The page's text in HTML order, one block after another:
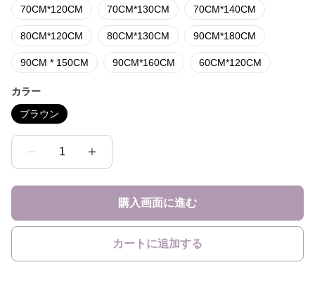
70CM*120CM 70CM*130CM 70CM*140CM
80CM*120CM 80CM*130CM 90CM*180CM
90CM * 150CM 90CM*160CM 60CM*120CM
カラー
ブラウン
1
購入画面に進む
カートに追加する